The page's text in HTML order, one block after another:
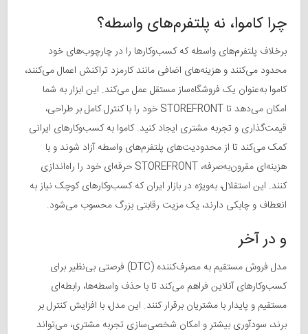
چرا کاموا، نه پلتفرم‌های واسطه؟
برخلاف پلتفرم‌های واسطه که کسب‌وکارها را در چارچوب‌های خود
محدود می‌کنند و هزینه‌های اضافی مانند کارمزد تراکنش اعمال می‌کنند،
کاموا به‌عنوان یک فروشگاه‌ساز مستقل عمل می‌کند. این ابزار به شما
امکان می‌دهد تا STOREFRONT خود را با کنترل کامل بر طراحی،
قیمت‌گذاری و تجربه مشتری ایجاد کنید. کاموا به کسب‌وکارهای ایرانی
کمک می‌کند تا از محدودیت‌های پلتفرم‌های واسطه آزاد شوند و با
هزینه‌ای مقرون‌به‌صرفه، STOREFRONT حرفه‌ای خود را راه‌اندازی
کنند. این استقلال، به‌ویژه در بازار ایران که کسب‌وکارهای کوچک نیاز به
انعطاف و چابکی دارند، یک مزیت رقابتی بزرگ محسوب می‌شود.
و در آخر
مدل فروش مستقیم به مصرف‌کننده (DTC) فرصتی بی‌نظیر برای
کسب‌وکارهای آنلاین فراهم می‌کند تا با حذف واسطه‌ها، رابطه‌ای
مستقیم و پایدار با مشتریان برقرار کنند. این مدل، با افزایش کنترل بر
برند، سودآوری بیشتر و امکان شخصی‌سازی تجربه مشتری، می‌تواند